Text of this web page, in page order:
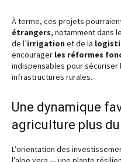
À terme, ces projets
étrangers, notamment dans
de l’irrigation et de la
encourager les réformes
indispensables pour sécuriser
infrastructures rurales.
Une dynamique
agriculture plus
L’orientation des